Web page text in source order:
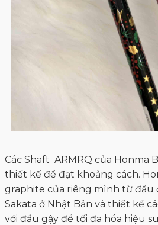
Các Shaft ARMRQ của Honma
thiết kế để đạt khoảng cách.
graphite của riêng mình từ đầu
Sakata ở Nhật Bản và thiết kế
với đầu gậy để tối đa hóa hiệu